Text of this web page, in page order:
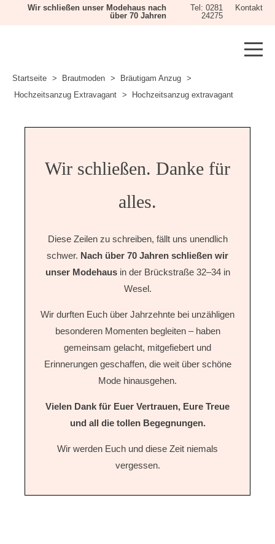
Wir schließen unser Modehaus nach
über 70 Jahren
Tel: 0281
24275
Kontakt
Startseite Brautmoden
Bräutigam Anzug
Hochzeitsanzug Extravagant
Hochzeitsanzug extravagant
Wir schließen. Danke für
alles.
Diese Zeilen zu schreiben, fällt uns unendlich
schwer. Nach über 70 Jahren schließen wir
unser Modehausin der Brückstraße 32–34 in
Wesel.
Wir durften Euch über Jahrzehnte bei unzähligen
besonderen Momenten begleiten – haben
gemeinsam gelacht, mitgefiebert und
Erinnerungen geschaffen, die weit über schöne
Mode hinausgehen.
Vielen Dank für Euer Vertrauen, Eure Treue
und all die tollen Begegnungen.
Wir werden Euch und diese Zeit niemals
vergessen.